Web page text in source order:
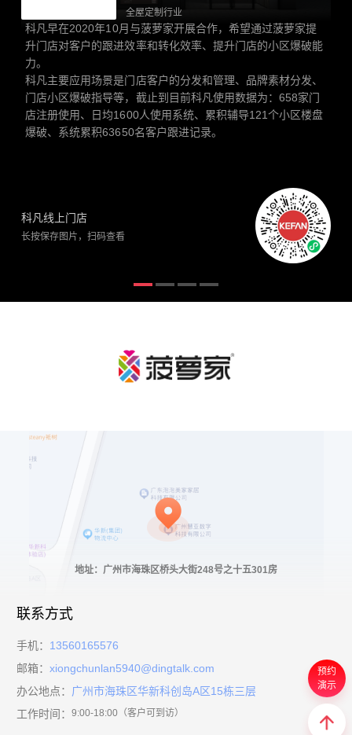
全屋定制行业
科凡早在2020年10月与菠萝家开展合作，希望通过菠萝家提
升门店对客户的跟进效率和转化效率、提升门店的小区爆破能
力。
科凡主要应用场景是门店客户的分发和管理、品牌素材分发、
门店小区爆破指导等，截止到目前科凡使用数据为：658家门
店注册使用、日均1600人使用系统、累积辅导121个小区楼盘
爆破、系统累积63650名客户跟进记录。
科凡线上门店
长按保存图片，扫码查看
地址：广州市海珠区桥头大街248号之十五301房
预约
演示
联系方式
手机： 13560165576
邮箱： xiongchunlan5940@dingtalk.com
办公地点： 广州市海珠区华新科创岛A区15栋三层
工作时间： 9:00-18:00（客户可到访）